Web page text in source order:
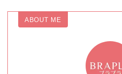
ABOUT ME